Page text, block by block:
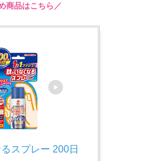
商品はこちら／
スプレー 200日